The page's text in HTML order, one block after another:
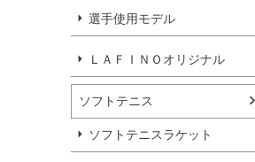
選手使用モデル
ＬＡＦＩＮＯオリジナル
ソフトテニス
ソフトテニスラケット